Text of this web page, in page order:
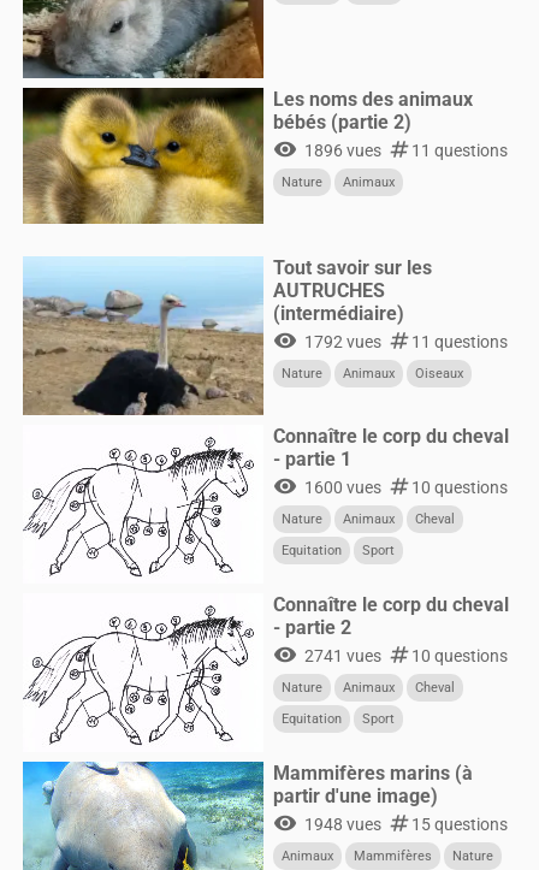
Les noms des animaux
bébés (partie 2)
visibility 1896 vues numbers11 questions
Nature Animaux
Tout savoir sur les
AUTRUCHES
(intermédiaire)
visibility 1792 vues numbers11 questions
Nature Animaux Oiseaux
Connaître le corp du cheval
- partie 1
visibility 1600 vues numbers10 questions
Nature Animaux
Cheval
Equitation
Sport
Connaître le corp du cheval
- partie 2
visibility 2741 vues numbers10 questions
Nature Animaux
Cheval
Equitation
Sport
Mammifères marins (à
partir d'une image)
visibility 1948 vues numbers15 questions
Animaux Mammifères Nature